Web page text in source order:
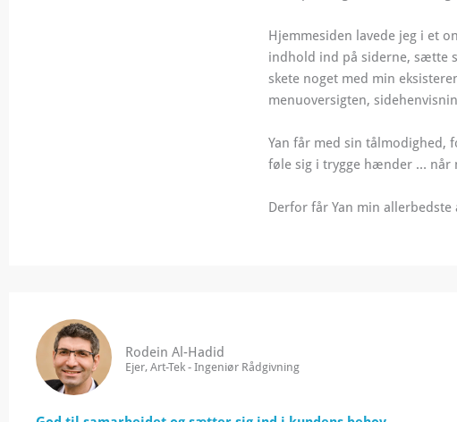
Hjemmesiden lavede jeg i et
indhold ind på siderne, sætte
skete noget med min
menuoversigten,
Yan får med sin tålmodighed,
føle sig i trygge hænder … når
Derfor får Yan min
Rodein Al-Hadid
Ejer, Art-Tek - Ingeniør Rådgivning